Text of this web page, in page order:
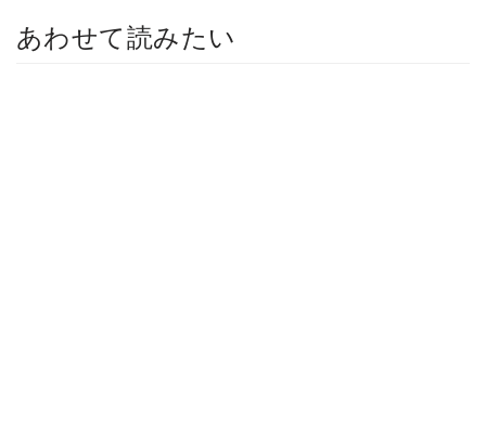
あわせて読みたい